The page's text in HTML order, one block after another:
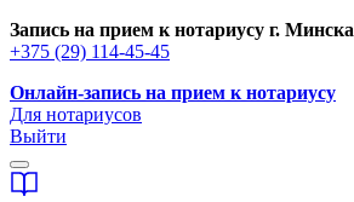
Запись на прием к нотариусу г. Минска
+375 (29) 114-45-45
Онлайн-запись на прием к нотариусу
Для нотариусов
Выйти